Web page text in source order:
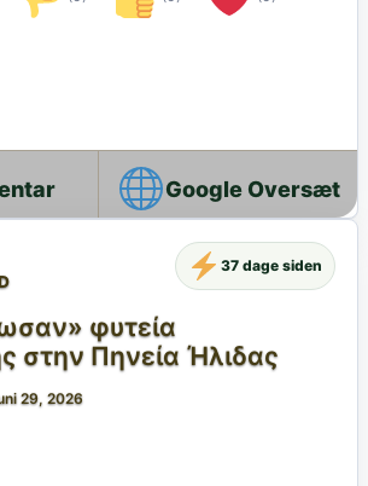
Google Oversæt
φυτεία
στην Πηνεία Ήλιδας
29, 2026
37 dage siden